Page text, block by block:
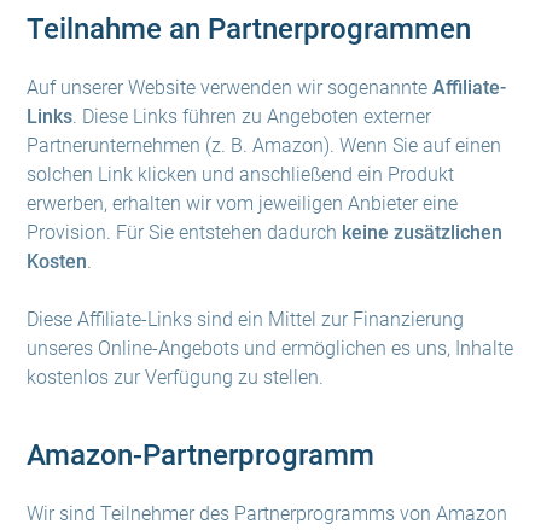
Teilnahme an Partnerprogrammen
Auf unserer Website verwenden wir sogenannteAffiliate-
Links. Diese Links führen zu Angeboten externer
Partnerunternehmen (z. B. Amazon). Wenn Sie auf einen
solchen Link klicken und anschließend ein Produkt
erwerben, erhalten wir vom jeweiligen Anbieter eine
Provision. Für Sie entstehen dadurch keine zusätzlichen
Kosten.
Diese Affiliate-Links sind ein Mittel zur Finanzierung
unseres Online-Angebots und ermöglichen es uns, Inhalte
kostenlos zur Verfügung zu stellen.
Amazon-Partnerprogramm
Wir sind Teilnehmer des Partnerprogramms von Amazon